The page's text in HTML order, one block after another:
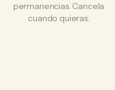
permanencias. Cancela
cuando quieras.